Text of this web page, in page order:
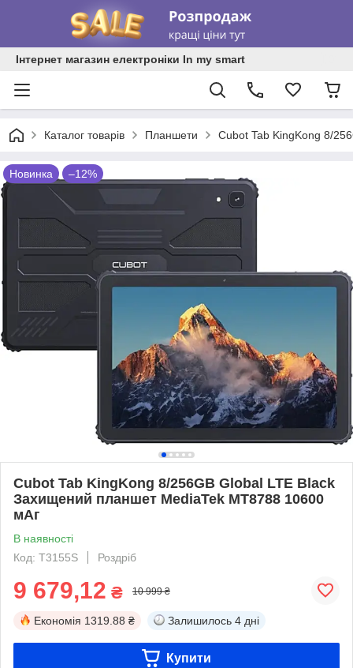
Інтернет магазин електроніки In my smart
Каталог товарів Планшети Cubot Tab KingKong 8/
Новинка –12%
Cubot Tab KingKong 8/256GB Global LTE Black
Захищений планшет MediaTek MT8788 10600
мАг
В наявності
Код: T3155S
Роздріб
9 679,12 ₴ 10 999 ₴
Економія 1319.88 ₴ Залишилось 4 дні
Купити